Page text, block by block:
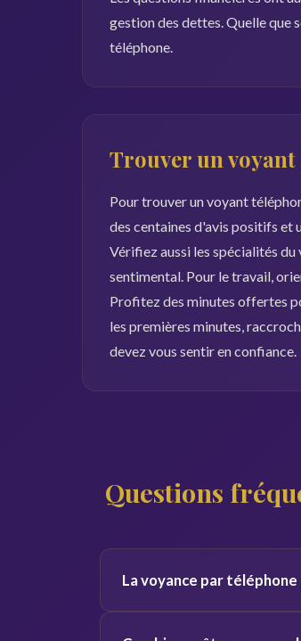
gestion des dettes. Quelle que
téléphone.
Trouver un voyant
Pour trouver un voyant
des centaines d'avis positifs et
Vérifiez aussi les spécialités
sentimental. Pour le travail,
Profitez des minutes offertes
les premières minutes,
devez vous sentir en confiance.
Questions
La voyance par